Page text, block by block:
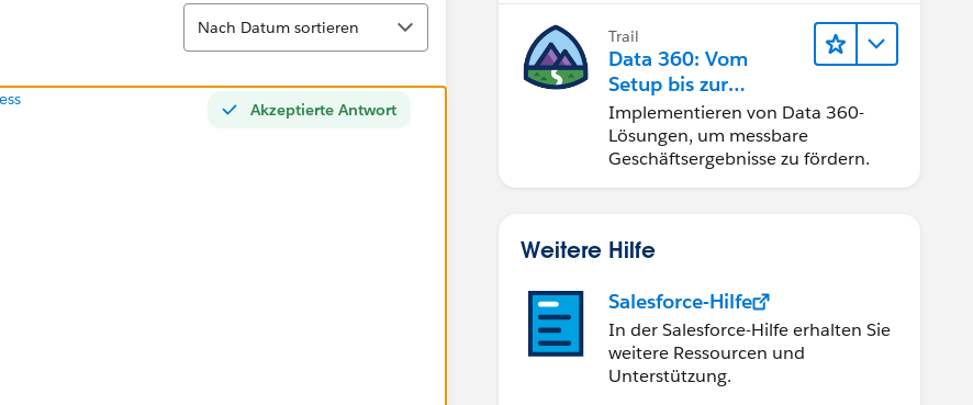
Sortieren
Nach Datum sortieren
Akzeptierte Antwort
Trail
Data 360: Vom
Setup bis zur
Aktivierung
Implementieren von Data 360-
Lösungen, um messbare
Geschäftsergebnisse zu fördern.
Weitere Hilfe
Salesforce-Hilfe
In der Salesforce-Hilfe erhalten Sie
weitere Ressourcen und
Unterstützung.